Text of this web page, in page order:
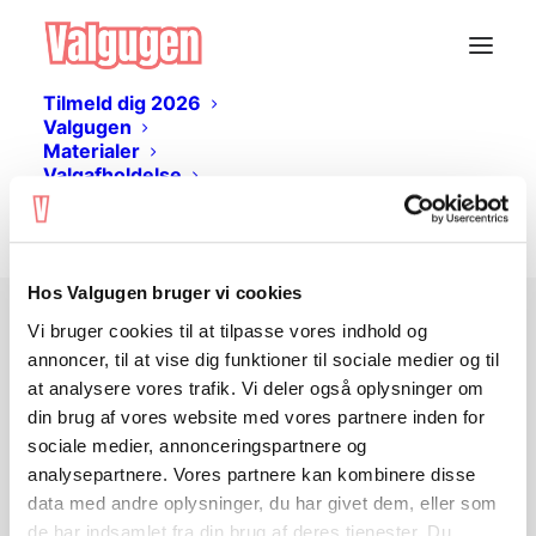
Hos Valgugen bruger vi cookies
Vi bruger cookies til at tilpasse vores indhold og
annoncer, til at vise dig funktioner til sociale medier og til
at analysere vores trafik. Vi deler også oplysninger om
din brug af vores website med vores partnere inden for
sociale medier, annonceringspartnere og
analysepartnere. Vores partnere kan kombinere disse
data med andre oplysninger, du har givet dem, eller som
de har indsamlet fra din brug af deres tjenester. Du
Tilmeld dig 2026
Valgugen
Materialer
Valgafholdelse
Livestream
Log ind
Ingen adgang?
Undervisningsmaterialet er gratis og kan
hentes her på siden. Du skallogge ind
elleroprette en brugerfor at tilgå
materialet.